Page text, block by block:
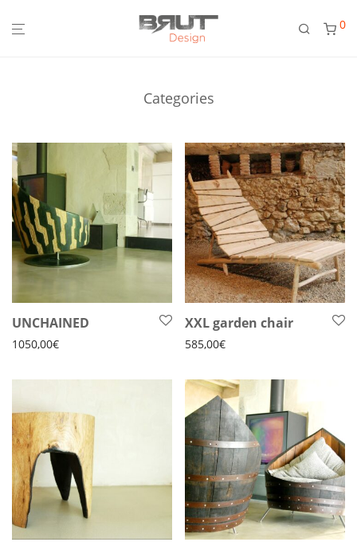
0
Categories
UNCHAINED
1050,00€
XXL garden chair
585,00€